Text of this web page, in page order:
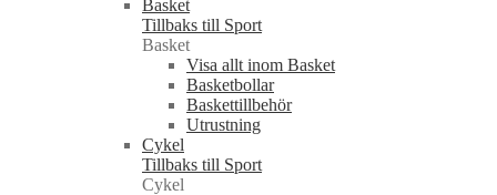
Basket
Tillbaks till Sport
Basket
Visa allt inom Basket
Basketbollar
Baskettillbehör
Utrustning
Cykel
Tillbaks till Sport
Cykel